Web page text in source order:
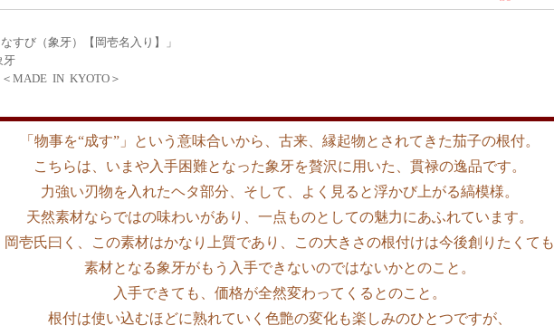
すび（象牙）【岡壱名入り】」
牙
MADE IN KYOTO＞
「物事を“成す”」という意味合いから、古来、縁起物とされてきた茄子の根付。
こちらは、いまや入手困難となった象牙を贅沢に用いた、貫禄の逸品です。
力強い刃物を入れたヘタ部分、そして、よく見ると浮かび上がる縞模様。
天然素材ならではの味わいがあり、一点ものとしての魅力にあふれています。
岡壱氏曰く、この素材はかなり上質であり、この大きさの根付けは今後創りたくても
素材となる象牙がもう入手できないのではないかとのこと。
入手できても、価格が全然変わってくるとのこと。
根付は使い込むほどに熟れていく色艶の変化も楽しみのひとつですが、